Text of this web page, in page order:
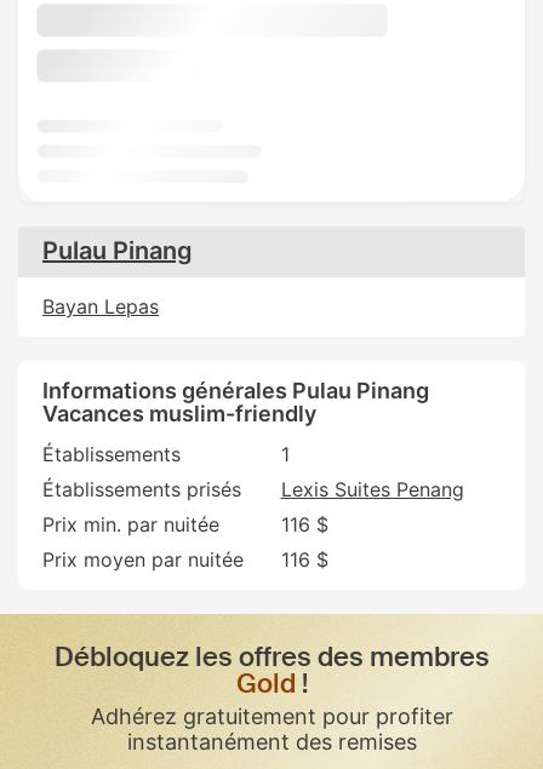
Pulau Pinang
Bayan Lepas
Informations générales Pulau Pinang
Vacances muslim-friendly
Établissements
1
Établissements prisés
Lexis Suites Penang
Prix min. par nuitée
116 $
Prix moyen par nuitée
116 $
Débloquez les offres des membres
Gold !
Adhérez gratuitement pour profiter
instantanément des remises